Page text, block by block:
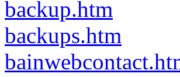
backup.htm
backups.htm